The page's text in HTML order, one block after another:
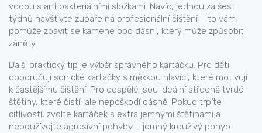
vodou s antibakteriálními složkami. Navíc, jednou za šest
týdnů navštivte zubaře na profesionální čištění – to vám
pomůže zbavit se kamene pod dásní, který může způsobit
záněty.
Další praktický tip je výběr správného kartáčku. Pro děti
doporučuji sonické kartáčky s měkkou hlavicí, které motivují
k častějšímu čištění. Pro dospělé jsou ideální středně tvrdé
štětiny, které čistí, ale nepoškodí dásně. Pokud trpíte
citlivostí, zvolte kartáček s extra jemnými štětinami a
nepoužívejte agresivní pohyby – jemný krouživý pohyb